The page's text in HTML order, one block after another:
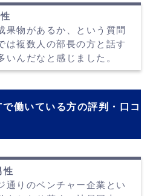
果物があるか、という質問
は複数人の部長の方と話す
んだなと感じました。
働いている方の評判・口コ
性
通りのベンチャー企業とい